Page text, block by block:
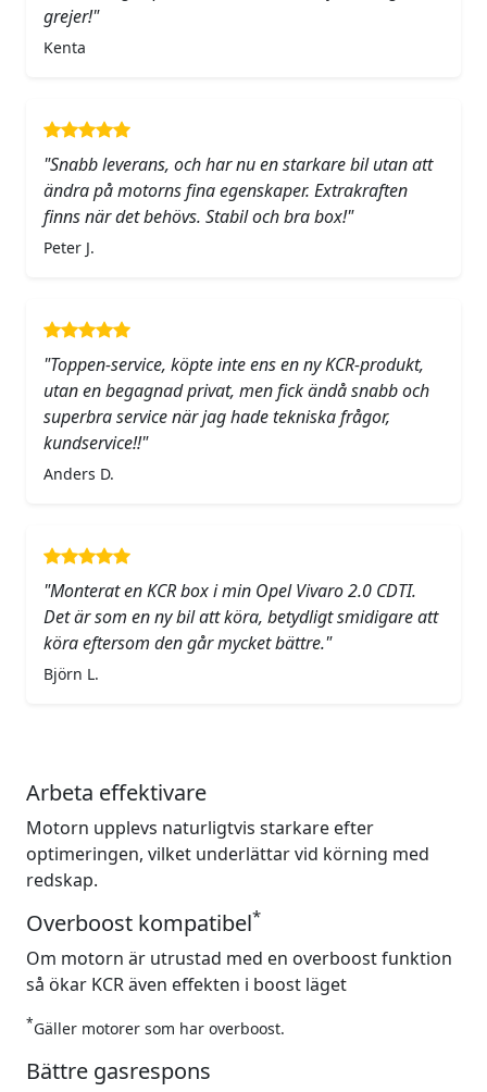
grejer!"
Kenta
"Snabb leverans, och har nu en starkare bil utan att
ändra på motorns fina egenskaper. Extrakraften
finns när det behövs. Stabil och bra box!"
Peter J.
"Toppen-service, köpte inte ens en ny KCR-produkt,
utan en begagnad privat, men fick ändå snabb och
superbra service när jag hade tekniska frågor,
kundservice!!"
Anders D.
"Monterat en KCR box i min Opel Vivaro 2.0 CDTI.
Det är som en ny bil att köra, betydligt smidigare att
köra eftersom den går mycket bättre."
Björn L.
Arbeta effektivare
Motorn upplevs naturligtvis starkare efter
optimeringen, vilket underlättar vid körning med
redskap.
Overboost kompatibel*
Om motorn är utrustad med en overboost funktion
så ökar KCR även effekten i boost läget
*Gäller motorer som har overboost.
Bättre gasrespons